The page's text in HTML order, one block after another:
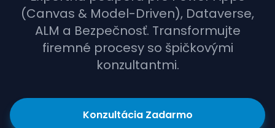
(Canvas & Model-Driven), Dataverse,
ALM a Bezpečnosť. Transformujte
firemné procesy so špičkovými
konzultantmi.
Konzultácia Zadarmo